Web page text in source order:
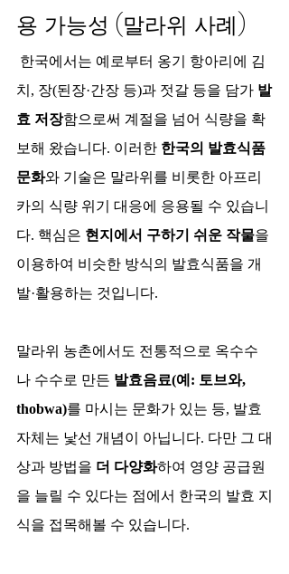
용 가능성 (말라위 사례)
한국에서는 예로부터 옹기 항아리에 김
치, 장(된장·간장 등)과 젓갈 등을 담가 발
효 저장함으로써 계절을 넘어 식량을 확
보해 왔습니다. 이러한 한국의 발효식품
문화와 기술은 말라위를 비롯한 아프리
카의 식량 위기 대응에 응용될 수 있습니
다. 핵심은 현지에서 구하기 쉬운 작물을
이용하여 비슷한 방식의 발효식품을 개
발·활용하는 것입니다.​
말라위 농촌에서도 전통적으로 옥수수
나 수수로 만든 발효음료(예: 토브와,
thobwa)를 마시는 문화가 있는 등, 발효
자체는 낯선 개념이 아닙니다. 다만 그 대
상과 방법을 더 다양화하여 영양 공급원
을 늘릴 수 있다는 점에서 한국의 발효 지
식을 접목해볼 수 있습니다.